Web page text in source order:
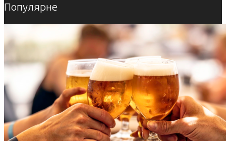
Популярне